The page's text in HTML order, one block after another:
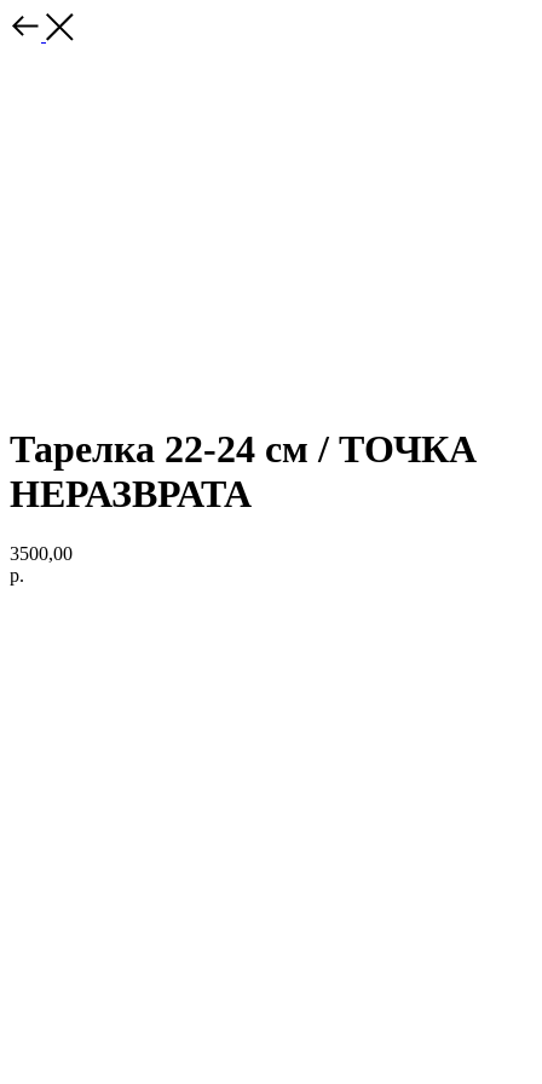
Тарелка 22-24 см / ТОЧКА
НЕРАЗВРАТА
3500,00
р.